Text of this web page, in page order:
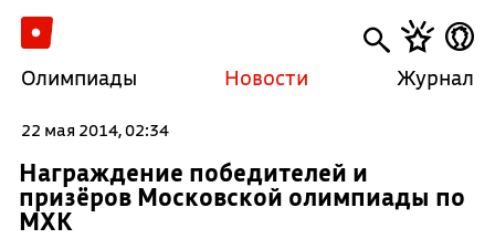
Олимпиады Новости Журнал
22 мая 2014, 02:34
Награждение победителей и
призёров Московской олимпиады по
МХК